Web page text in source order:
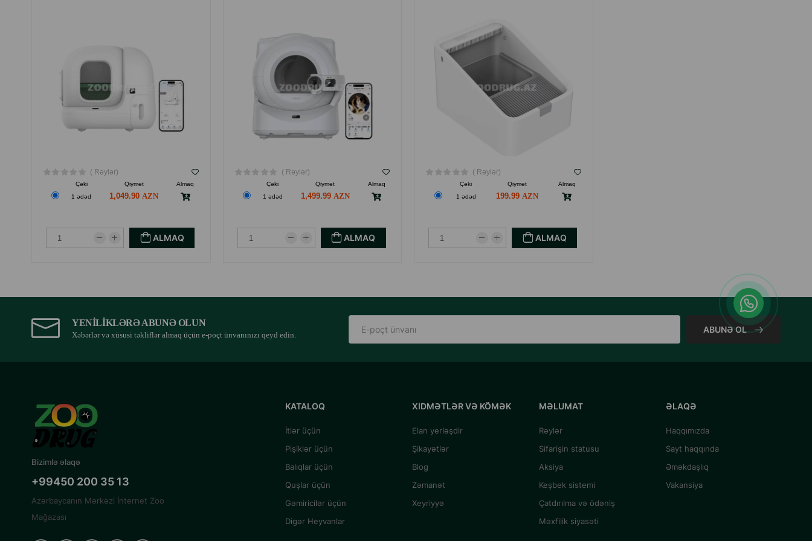
Tökülməni azaltmaq və evin təmizliyini qorumaq
Səsə həssas heyvanlar üçün yumşaq və rahat baxım
( Rəylər)
Çəki Qiymət
Almaq
1 ədəd
1,049.90
ALMAQ
( Rəylər)
Çəki Qiymət
Almaq
1 ədəd
1,499.99
ALMAQ
( Rəylər)
Çəki Qiymət
Almaq
1 ədəd
199.99
ALMAQ
YENILIKLƏRƏ ABUNƏ OLUN
Xəbərlər və xüsusi təkliflər almaq üçün e-poçt ünvanınızı qeyd edin.
ABUNƏ OL
Bizimlə əlaqə
+99450 200 35 13
Azərbaycanın Mərkəzi İnternet Zoo
Mağazası
KATALOQ
İtlər üçün
Pişiklər üçün
Balıqlar üçün
Quşlar üçün
Gəmiricilər üçün
Digər Heyvanlar
XIDMƏTLƏR VƏ KÖMƏK
Elan yerləşdir
Şikayətlər
Blog
Zəmanət
Xeyriyyə
MƏLUMAT
Rəylər
Sifarişin statusu
Aksiya
Keşbek sistemi
Çatdırılma və ödəniş
Məxfilik siyasəti
ƏLAQƏ
Haqqımızda
Sayt haqqında
Əməkdaşlıq
Vakansiya